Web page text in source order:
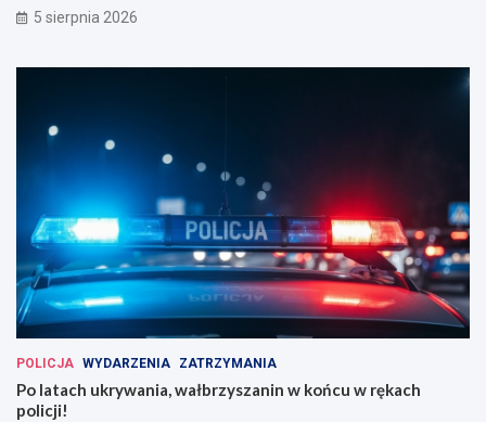
5 sierpnia 2026
POLICJA WYDARZENIA ZATRZYMANIA
Po latach ukrywania, wałbrzyszanin w końcu w rękach
policji!